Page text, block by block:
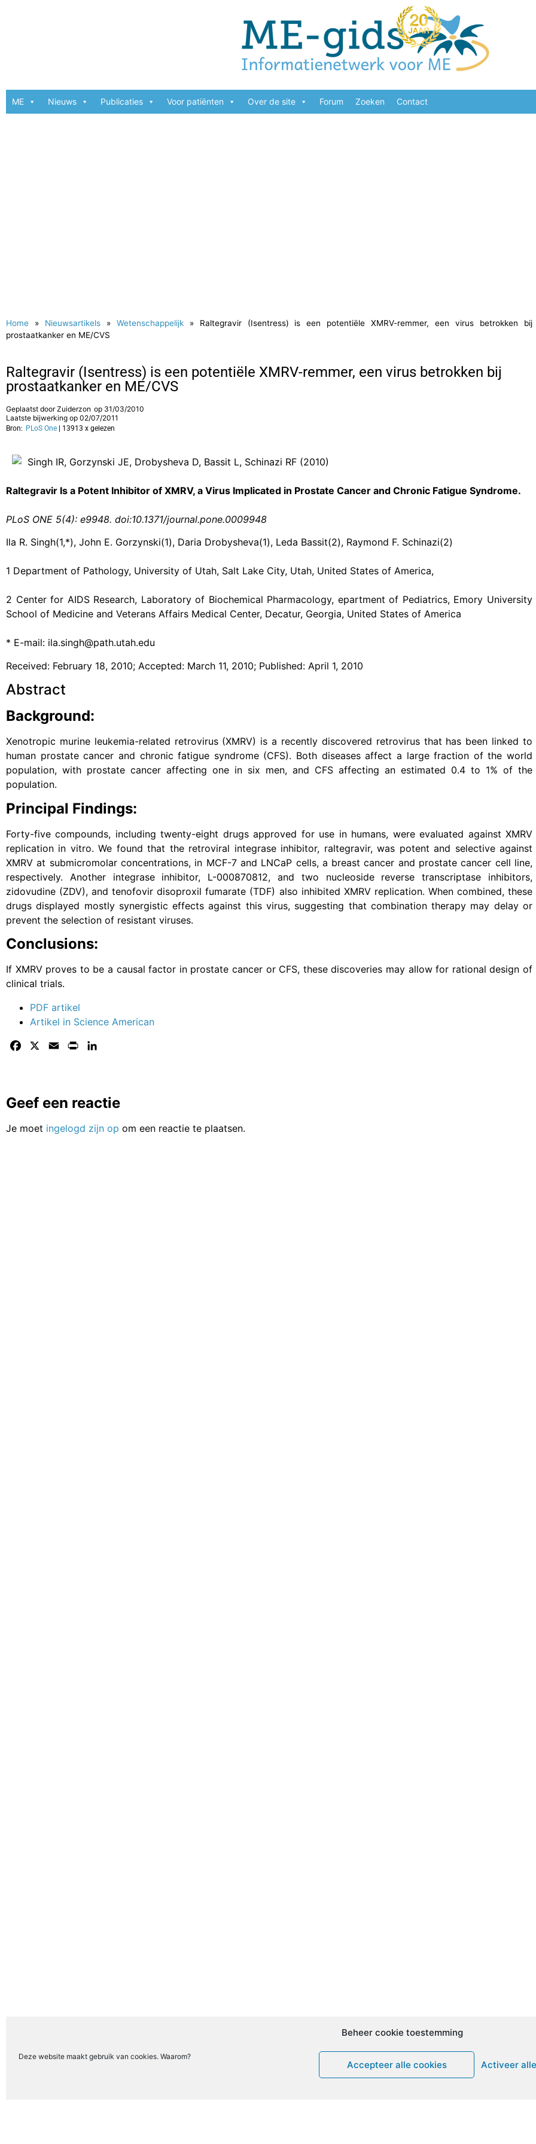
Beheer cookie toestemming
Deze website maakt gebruik van cookies. Waarom?
Accepteer alle cookies Activeer
ME Nieuws Publicaties Voor patiënten Over de site Forum Zoeken Contact
Home » Nieuwsartikels» Wetenschappelijk» Raltegravir (Isentress) is een potentiële XMRV-remmer, een virus betrokken bij
prostaatkanker en ME/CVS
Raltegravir (Isentress) is een potentiële XMRV-remmer, een virus betrokken bij
prostaatkanker en ME/CVS
Geplaatst doorZuiderzon op 31/03/2010
Laatste bijwerking op 02/07/2011
Bron: PLoS One | 13913 x gelezen
Singh IR, Gorzynski JE, Drobysheva D, Bassit L, Schinazi RF (2010)
Raltegravir Is a Potent Inhibitor of XMRV, a Virus Implicated in Prostate Cancer and Chronic Fatigue Syndrome.
PLoS ONE 5(4): e9948. doi:10.1371/journal.pone.0009948
Ila R. Singh(1,*), John E. Gorzynski(1), Daria Drobysheva(1), Leda Bassit(2), Raymond F. Schinazi(2)
1 Department of Pathology, University of Utah, Salt Lake City, Utah, United States of America,
2 Center for AIDS Research, Laboratory of Biochemical Pharmacology, epartment of Pediatrics, Emory University
School of Medicine and Veterans Affairs Medical Center, Decatur, Georgia, United States of America
* E-mail: ila.singh@path.utah.edu
Received: February 18, 2010; Accepted: March 11, 2010; Published: April 1, 2010
Abstract
Background:
Xenotropic murine leukemia-related retrovirus (XMRV) is a recently discovered retrovirus that has been linked to
human prostate cancer and chronic fatigue syndrome (CFS). Both diseases affect a large fraction of the world
population, with prostate cancer affecting one in six men, and CFS affecting an estimated 0.4 to 1% of the
population.
Principal Findings:
Forty-five compounds, including twenty-eight drugs approved for use in humans, were evaluated against XMRV
replication in vitro. We found that the retroviral integrase inhibitor, raltegravir, was potent and selective against
XMRV at submicromolar concentrations, in MCF-7 and LNCaP cells, a breast cancer and prostate cancer cell line,
respectively. Another integrase inhibitor, L-000870812, and two nucleoside reverse transcriptase inhibitors,
zidovudine (ZDV), and tenofovir disoproxil fumarate (TDF) also inhibited XMRV replication. When combined, these
drugs displayed mostly synergistic effects against this virus, suggesting that combination therapy may delay or
prevent the selection of resistant viruses.
Conclusions:
If XMRV proves to be a causal factor in prostate cancer or CFS, these discoveries may allow for rational design of
clinical trials.
PDF artikel
Artikel in Science American
Facebook Email Print
Geef een reactie
Je moet ingelogd zijn op om een reactie te plaatsen.